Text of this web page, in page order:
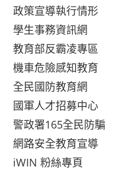
政策宣導執行情形
學生事務資訊網
教育部反霸凌專區
機車危險感知教育
全民國防教育網
國軍人才招募中心
警政署165全民防騙
網路安全教育宣導
iWIN 粉絲專頁